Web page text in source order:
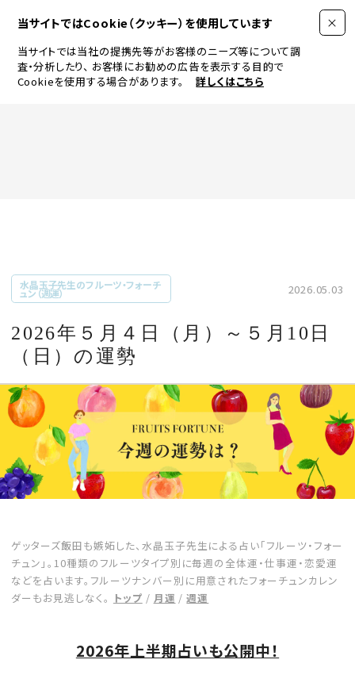
当サイトではCookie（クッキー）を使用しています
当サイトでは当社の提携先等がお客様のニーズ等について調
査・分析したり、 お客様にお勧めの広告を表示する目的で
Cookieを使用する場合があります。
詳しくはこちら
JEWELRY & WATCH
CULTURE
CELEBRITY
COLLECTION
FORTUNE
SDGs
MAGAZINE
水晶玉子先生のフルーツ・フォーチ
ュン（週運） 2026.05.03
2026年５月４日（月）～５月10日
（日）の運勢
ゲッターズ飯田も嫉妬した、水晶玉子先生による占い「フルーツ・フォー
チュン」。10種類のフルーツタイプ別に毎週の全体運・仕事運・恋愛運
などを占います。フルーツナンバー別に用意されたフォーチュンカレン
ダーもお見逃しなく。 トップ / 月運 /週運
2026年上半期占いも公開中！